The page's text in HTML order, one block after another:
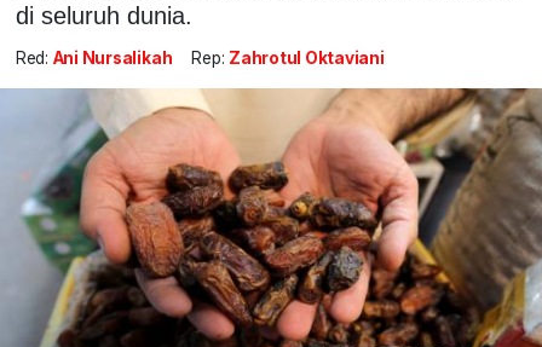
di seluruh dunia.
Red: Ani Nursalikah Rep: Zahrotul Oktaviani